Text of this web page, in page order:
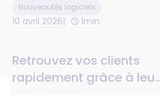
Nouveautés logiciels
10 avril 2026 1min
Retrouvez vos clients
rapidement grâce à leur